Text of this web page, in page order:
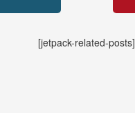
[jetpack-related-posts]